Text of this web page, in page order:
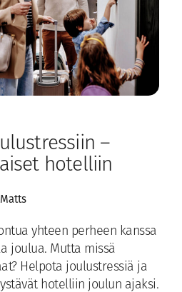
–
hotelliin
yhteen perheen kanssa
joulua. Mutta missä
Helpota joulustressiä ja
hotelliin joulun ajaksi.